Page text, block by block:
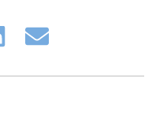
Share